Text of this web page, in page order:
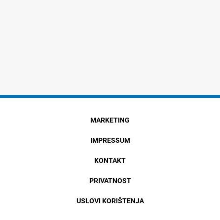
MARKETING
IMPRESSUM
KONTAKT
PRIVATNOST
USLOVI KORIŠTENJA